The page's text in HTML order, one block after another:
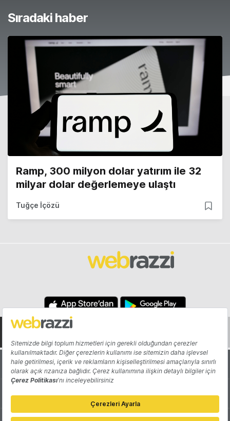
Sıradaki haber
Ramp, 300 milyon dolar yatırım ile 32
milyar dolar değerlemeye ulaştı
Tuğçe İçözü
Hakkında Yazarlar
Katkıda Bulun Reklam